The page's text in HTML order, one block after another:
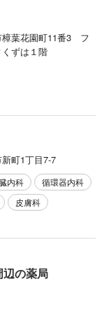
樟葉花園町11番3 フ
ずは１階
町1丁目7-7
内科
循環器内科
皮膚科
辺の薬局